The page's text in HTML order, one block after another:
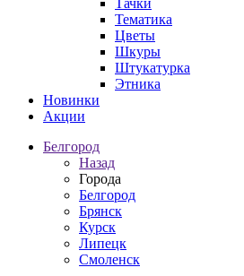
Тачки
Тематика
Цветы
Шкуры
Штукатурка
Этника
Новинки
Акции
Белгород
Назад
Города
Белгород
Брянск
Курск
Липецк
Смоленск